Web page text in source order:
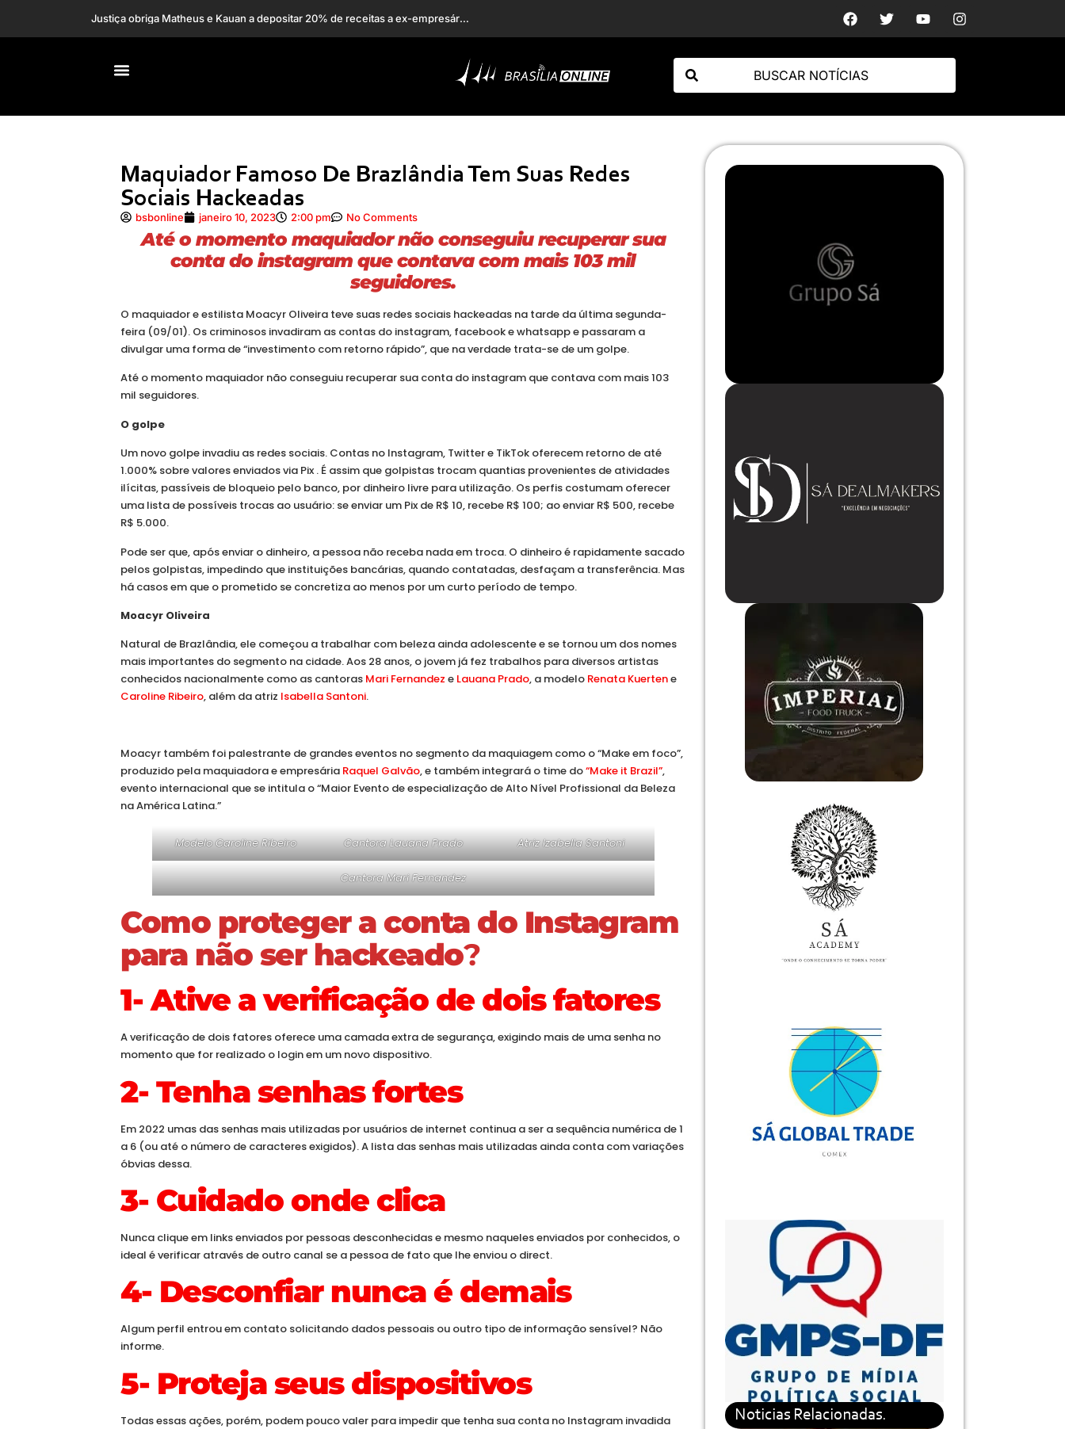
Brasil registrou 34,
Senado dos EUA aprova indicação de Trump para embaixador no Brasil Tàmires Assîs, ex-Fazenda, se apresenta como cunhã-poranga no Festival de Manaus
Maquiador Famoso De Brazlândia Tem Suas Redes
Sociais Hackeadas
bsbonline janeiro 10, 2023 2:00 pm No Comments
Até o momento maquiador não conseguiu recuperar sua
conta do instagram que contava com mais 103 mil
seguidores.
O maquiador e estilista Moacyr Oliveira teve suas redes sociais hackeadas na tarde da última segunda-
feira (09/01). Os criminosos invadiram as contas do instagram, facebook e whatsapp e passaram a
divulgar uma forma de “investimento com retorno rápido”, que na verdade trata-se de um golpe.
Até o momento maquiador não conseguiu recuperar sua conta do instagram que contava com mais 103
mil seguidores.
O golpe
Um novo golpe invadiu as redes sociais. Contas no Instagram, Twitter e TikTok oferecem retorno de até
1.000% sobre valores enviados via Pix . É assim que golpistas trocam quantias provenientes de atividades
ilícitas, passíveis de bloqueio pelo banco, por dinheiro livre para utilização. Os perfis costumam oferecer
uma lista de possíveis trocas ao usuário: se enviar um Pix de R$ 10, recebe R$ 100; ao enviar R$ 500, recebe
R$ 5.000.
Pode ser que, após enviar o dinheiro, a pessoa não receba nada em troca. O dinheiro é rapidamente sacado
pelos golpistas, impedindo que instituições bancárias, quando contatadas, desfaçam a transferência. Mas
há casos em que o prometido se concretiza ao menos por um curto período de tempo.
Moacyr Oliveira
Natural de Brazlândia, ele começou a trabalhar com beleza ainda adolescente e se tornou um dos nomes
mais importantes do segmento na cidade. Aos 28 anos, o jovem já fez trabalhos para diversos artistas
conhecidos nacionalmente como as cantoras Mari Fernandez e Lauana Prado, a modelo Renata Kuertene
Caroline Ribeiro, além da atriz Isabella Santoni.
Moacyr também foi palestrante de grandes eventos no segmento da maquiagem como o “Make em foco”,
produzido pela maquiadora e empresária Raquel Galvão, e também integrará o time do“Make it Brazil”,
evento internacional que se intitula o “Maior Evento de especialização de Alto Nível Profissional da Beleza
na América Latina.”
Modelo Caroline Ribeiro Cantora Lauana Prado Atriz Izabella Santoni
Cantora Mari Fernandez
Como proteger a conta do Instagram
para não ser hackeado?
1- Ative a verificação de dois fatores
A verificação de dois fatores oferece uma camada extra de segurança, exigindo mais de uma senha no
momento que for realizado o login em um novo dispositivo.
2- Tenha senhas fortes
Em 2022 umas das senhas mais utilizadas por usuários de internet continua a ser a sequência numérica de 1
a 6 (ou até o número de caracteres exigidos). A lista das senhas mais utilizadas ainda conta com variações
óbvias dessa.
3- Cuidado onde clica
Nunca clique em links enviados por pessoas desconhecidas e mesmo naqueles enviados por conhecidos, o
ideal é verificar através de outro canal se a pessoa de fato que lhe enviou o direct.
4- Desconfiar nunca é demais
Algum perfil entrou em contato solicitando dados pessoais ou outro tipo de informação sensível? Não
informe.
5- Proteja seus dispositivos
Todas essas ações, porém, podem pouco valer para impedir que tenha sua conta no Instagram invadida
Noticias Relacionadas.